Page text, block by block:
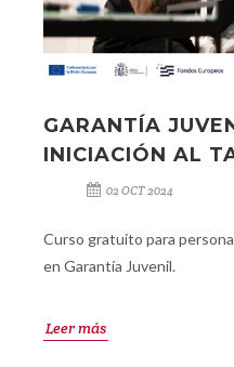
GARANTÍA
INICIACIÓN AL
02 OCT 2024
Curso gratuito para
en Garantía Juvenil.
Leer más